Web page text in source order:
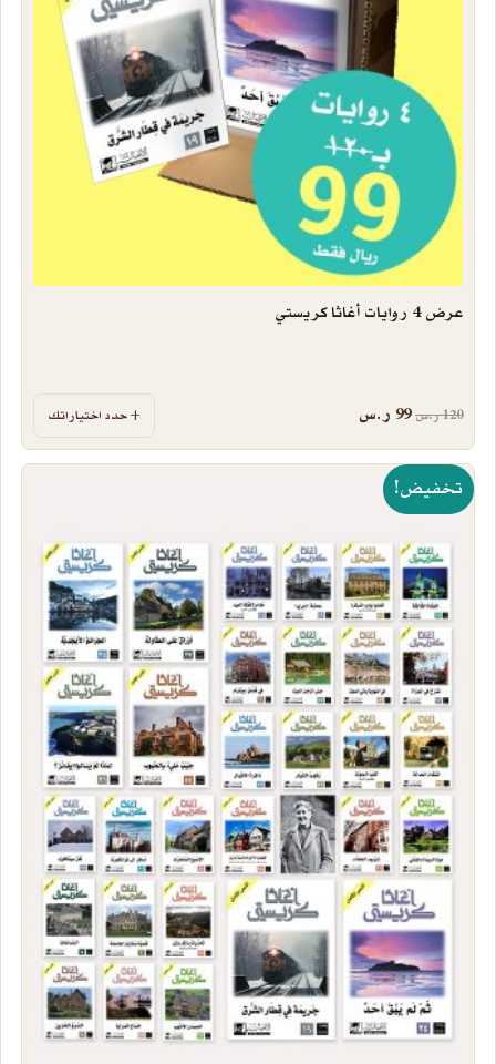
عرض 4 روايات أغاثا كريستي
120ر.سالسعر الأصلي هو: 120 ر.س.
99 ر.سالسعر الحالي هو: 99 ر.س. حدد اختياراتك
تخفيض!